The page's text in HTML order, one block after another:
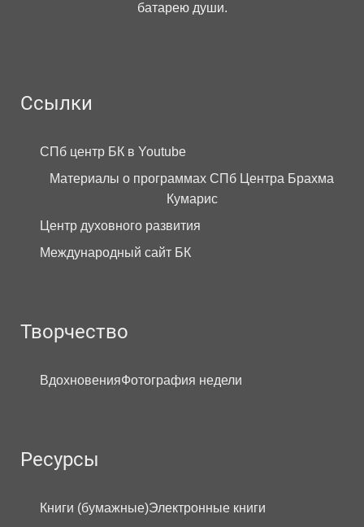
батарею души.
Ссылки
СПб центр БК в Youtube
Материалы о программах СПб Центра Брахма
Кумарис
Центр духовного развития
Международный сайт БК
Творчество
ВдохновенияФотография недели
Ресурсы
Книги (бумажные)Электронные книги